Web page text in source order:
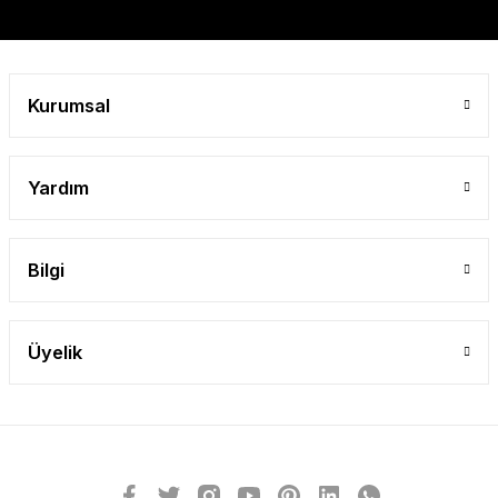
Kurumsal
Yardım
Bilgi
Üyelik